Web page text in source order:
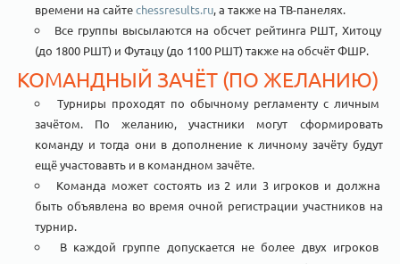
времени на сайтеchessresults.ru, а также на ТВ-панелях.
Все группы высылаются на обсчет рейтинга РШТ, Хитоцу
(до 1800 РШТ) и Футацу (до 1100 РШТ) также на обсчёт ФШР.
КОМАНДНЫЙ ЗАЧЁТ (ПО ЖЕЛАНИЮ)
Турниры проходят по обычному регламенту с личным
зачётом. По желанию, участники могут сформировать
команду и тогда они в дополнение к личному зачёту будут
ещё участовавть и в командном зачёте.
Команда может состоять из 2 или 3 игроков и должна
быть объявлена во время очной регистрации участников на
турнир.
В каждой группе допускается не более двух игроков